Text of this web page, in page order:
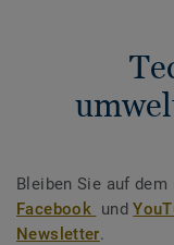
Bleiben Sie auf
Facebook und
Newsletter.